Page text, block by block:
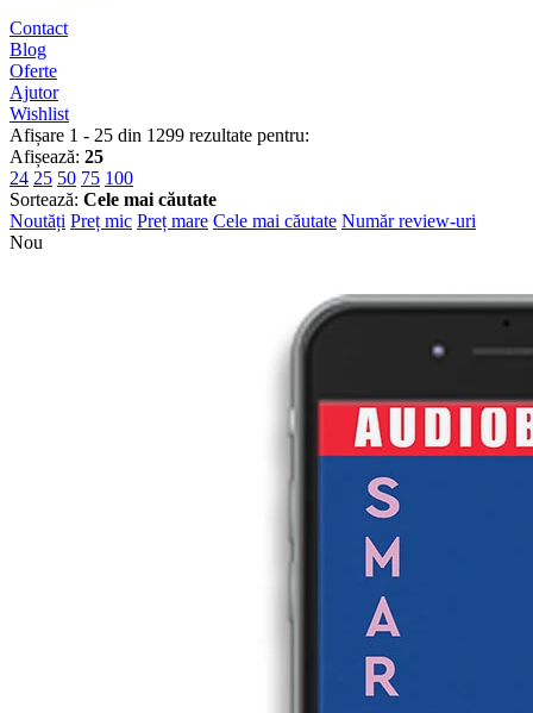
Contact
Blog
Oferte
Ajutor
Wishlist
Afișare 1 - 25 din 1299 rezultate pentru:
Afișează: 25
24 25 50 75 100
Sortează: Cele mai căutate
Noutăți Preț mic Preț mare Cele mai căutate Număr review-uri
Nou